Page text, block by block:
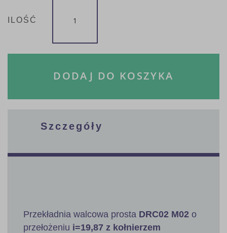
ILOŚĆ
DODAJ DO KOSZYKA
Szczegóły
Przekładnia walcowa prosta DRC02 M02 o
przełożeniu i=19,87 z kołnierzem